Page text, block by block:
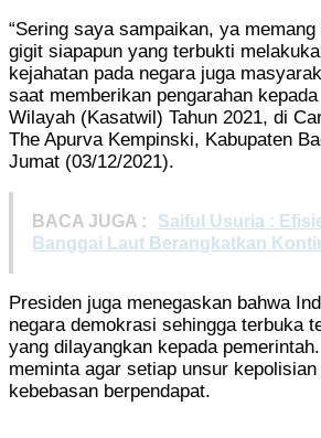
“Sering saya sampaikan, ya
gigit siapapun yang terbukti
kejahatan pada negara juga
saat memberikan pengarahan
Wilayah (Kasatwil) Tahun 2021, di
The Apurva Kempinski, Kabupaten
Jumat (03/12/2021).
BACA JUGA :
Saiful Usuria :
Banggai Laut Berangkatkan
Presiden juga menegaskan bahwa
negara demokrasi sehingga terbuka
yang dilayangkan kepada
meminta agar setiap unsur
kebebasan berpendapat.